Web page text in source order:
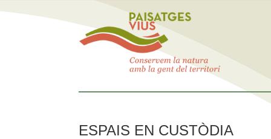
ESPAIS EN CUSTÒDIA